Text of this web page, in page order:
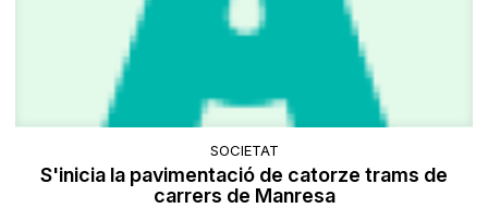
SOCIETAT
S'inicia la pavimentació de catorze trams de
carrers de Manresa